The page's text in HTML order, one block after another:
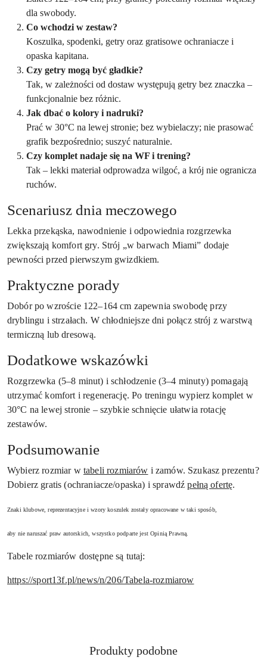
dla swobody.
Co wchodzi w zestaw?
Koszulka, spodenki, getry oraz gratisowe ochraniacze i
opaska kapitana.
Czy getry mogą być gładkie?
Tak, w zależności od dostaw występują getry bez znaczka –
funkcjonalnie bez różnic.
Jak dbać o kolory i nadruki?
Prać w 30°C na lewej stronie; bez wybielaczy; nie prasować
grafik bezpośrednio; suszyć naturalnie.
Czy komplet nadaje się na WF i trening?
Tak – lekki materiał odprowadza wilgoć, a krój nie ogranicza
ruchów.
Scenariusz dnia meczowego
Lekka przekąska, nawodnienie i odpowiednia rozgrzewka
zwiększają komfort gry. Strój „w barwach Miami” dodaje
pewności przed pierwszym gwizdkiem.
Praktyczne porady
Dobór po wzroście 122–164 cm zapewnia swobodę przy
dryblingu i strzałach. W chłodniejsze dni połącz strój z warstwą
termiczną lub dresową.
Dodatkowe wskazówki
Rozgrzewka (5–8 minut) i schłodzenie (3–4 minuty) pomagają
utrzymać komfort i regenerację. Po treningu wypierz komplet w
30°C na lewej stronie – szybkie schnięcie ułatwia rotację
zestawów.
Podsumowanie
Wybierz rozmiar w tabeli rozmiarów i zamów. Szukasz prezentu?
Dobierz gratis (ochraniacze/opaska) i sprawdź pełną ofertę.
Znaki klubowe, reprezentacyjne i wzory koszulek zostały opracowane w taki sposób,
aby nie naruszać praw autorskich, wszystko podparte jest Opinią Prawną.
Tabele rozmiarów dostępne są tutaj:
https://sport13f.pl/news/n/206/Tabela-rozmiarow
Pomiń karuzelę produktów
Produkty
Produkty podobne